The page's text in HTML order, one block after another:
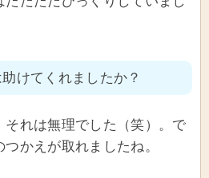
けてくれましたか？
れは無理でした（笑）。で
かえが取れましたね。